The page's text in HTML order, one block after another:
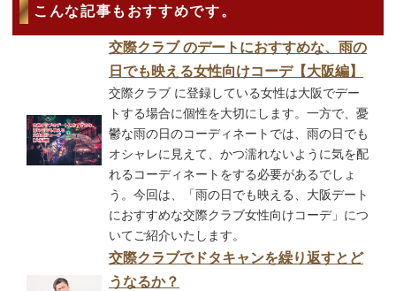
こんな記事もおすすめです。
交際クラブ のデートにおすすめな、雨の
日でも映える女性向けコーデ【大阪編】
交際クラブ に登録している女性は大阪でデー
トする場合に個性を大切にします。一方で、憂
鬱な雨の日のコーディネートでは、雨の日でも
オシャレに見えて、かつ濡れないように気を配
れるコーディネートをする必要があるでしょ
う。今回は、「雨の日でも映える、大阪デート
におすすめな交際クラブ女性向けコーデ」につ
いてご紹介いたします。
交際クラブでドタキャンを繰り返すとど
うなるか？